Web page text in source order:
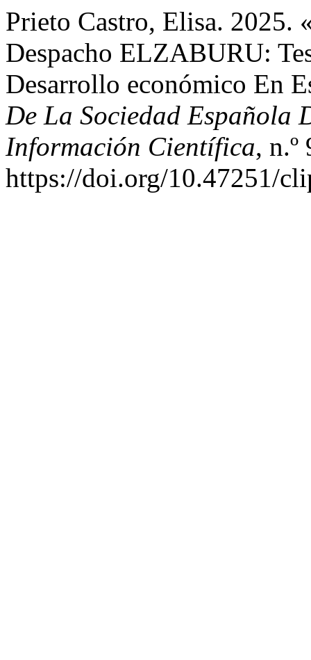
Prieto Castro, Elisa.
Despacho ELZABURU:
Desarrollo económico En
De La Sociedad Española
Información Científica,
https://doi.org/10.47251/